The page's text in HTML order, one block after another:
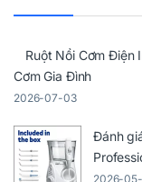
Ruột Nồi Cơm Điện
Cơm Gia Đình
2026-07-03
Đánh
2026-